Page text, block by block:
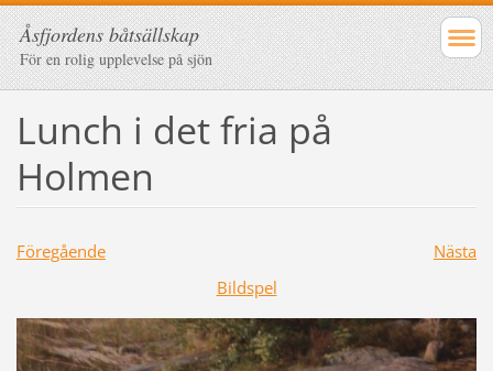
Åsfjordens båtsällskap
För en rolig upplevelse på sjön
Lunch i det fria på
Holmen
Föregående
Nästa
Bildspel